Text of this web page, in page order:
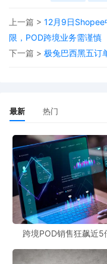
上一篇 > 12月9日Shopee
限，POD跨境业务需谨慎
下一篇 > 极兔巴西黑五订
最新 热门
跨境POD销售狂飙近5